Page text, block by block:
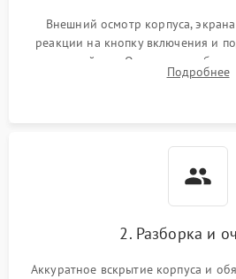
неисправности кулера
Выход из строя SSD или
HDD: медленная загрузка,
2000 ₽
Проблемы Wi‑Fi или
2500 ₽
Внешний осмотр корпуса,
реакции на кнопку включения и
устройства. Оценка
лабораторного блока питания для
Подробнее
2. Разборка и
Аккуратное вскрытие корпуса и